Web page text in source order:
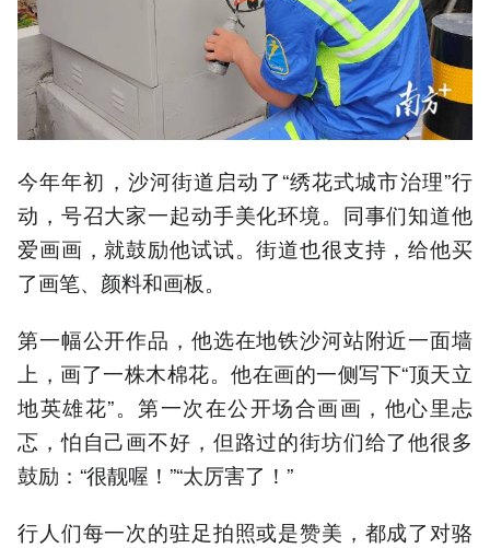
今年年初，沙河街道启动了“绣花式城市治理”行
动，号召大家一起动手美化环境。同事们知道他
爱画画，就鼓励他试试。街道也很支持，给他买
了画笔、颜料和画板。
第一幅公开作品，他选在地铁沙河站附近一面墙
上，画了一株木棉花。他在画的一侧写下“顶天立
地英雄花”。第一次在公开场合画画，他心里忐
忑，怕自己画不好，但路过的街坊们给了他很多
鼓励：“很靓喔！”“太厉害了！”
行人们每一次的驻足拍照或是赞美，都成了对骆